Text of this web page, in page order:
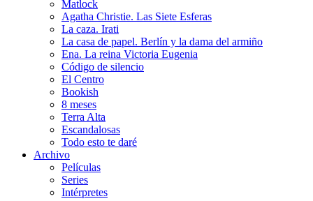
Matlock
Agatha Christie. Las Siete Esferas
La caza. Irati
La casa de papel. Berlín y la dama del armiño
Ena. La reina Victoria Eugenia
Código de silencio
El Centro
Bookish
8 meses
Terra Alta
Escandalosas
Todo esto te daré
Archivo
Películas
Series
Intérpretes